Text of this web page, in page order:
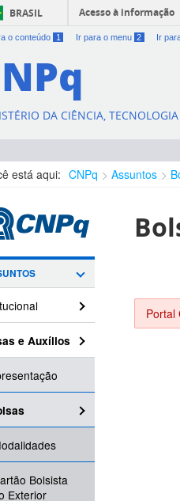
BRASIL Acesso à informação
o conteúdo 1 Ir para o menu 2 Ir
DA CIÊNCIA,
está aqui: CNPq Assuntos
e Auxílios
Bolsista
Exterior
Portal